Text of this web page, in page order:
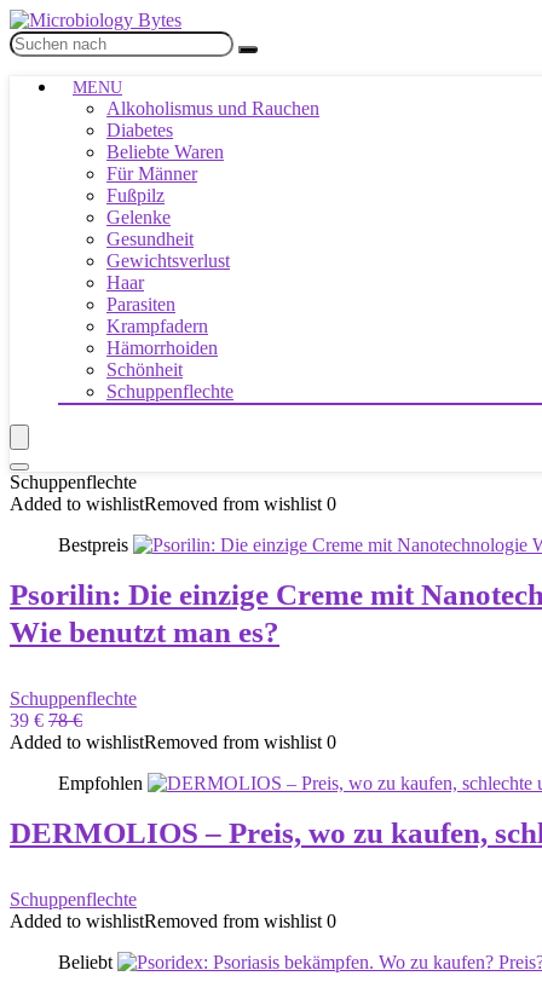
MENU
Alkoholismus und Rauchen
Diabetes
Beliebte Waren
Für Männer
Fußpilz
Gelenke
Gesundheit
Gewichtsverlust
Haar
Parasiten
Krampfadern
Hämorrhoiden
Schönheit
Schuppenflechte
Schuppenflechte
Added to wishlistRemoved from wishlist 0
Bestpreis
Psorilin: Die einzige Creme mit
Wie benutzt man es?
Schuppenflechte
39 € 78 €
Added to wishlistRemoved from wishlist 0
Empfohlen
DERMOLIOS – Preis, wo zu kaufen,
Schuppenflechte
Added to wishlistRemoved from wishlist 0
Beliebt